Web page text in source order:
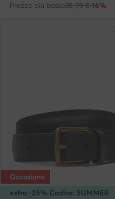
Prezzo più basso35,99 €-16%
extra -35% Codice: SUMMER
Occasione